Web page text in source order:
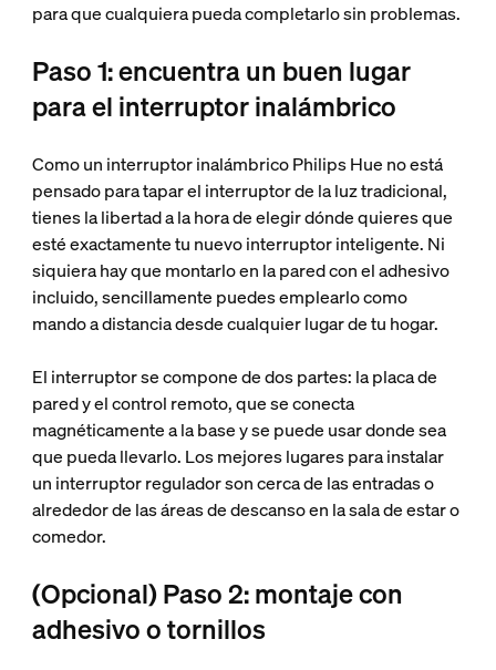
para que cualquiera pueda completarlo sin problemas.
Paso 1: encuentra un buen lugar
para el interruptor inalámbrico
Como un interruptor inalámbrico Philips Hue no está
pensado para tapar el interruptor de la luz tradicional,
tienes la libertad a la hora de elegir dónde quieres que
esté exactamente tu nuevo interruptor inteligente. Ni
siquiera hay que montarlo en la pared con el adhesivo
incluido, sencillamente puedes emplearlo como
mando a distancia desde cualquier lugar de tu hogar.
El interruptor se compone de dos partes: la placa de
pared y el control remoto, que se conecta
magnéticamente a la base y se puede usar donde sea
que pueda llevarlo. Los mejores lugares para instalar
un interruptor regulador son cerca de las entradas o
alrededor de las áreas de descanso en la sala de estar o
comedor.
(Opcional) Paso 2: montaje con
adhesivo o tornillos